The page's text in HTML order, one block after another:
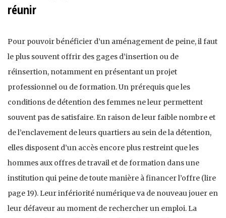
réunir
Pour pouvoir bénéficier d’un aménagement de peine, il faut
le plus souvent offrir des gages d’insertion ou de
réinsertion, notamment en présentant un projet
professionnel ou de formation. Un prérequis que les
conditions de détention des femmes ne leur permettent
souvent pas de satisfaire. En raison de leur faible nombre et
de l’enclavement de leurs quartiers au sein de la détention,
elles disposent d’un accès encore plus restreint que les
hommes aux offres de travail et de formation dans une
institution qui peine de toute manière à financer l’offre (lire
page 19). Leur infériorité numérique va de nouveau jouer en
leur défaveur au moment de rechercher un emploi. La